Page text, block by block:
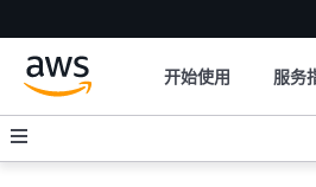
开始使用 服务